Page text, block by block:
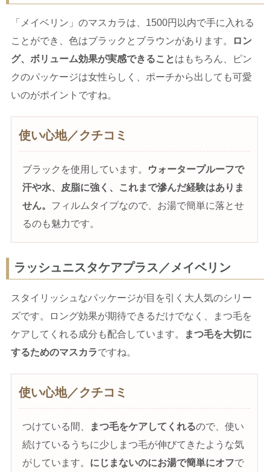
「メイベリン」のマスカラは、1500円以内で手に入れる
ことができ、色はブラックとブラウンがあります。
ロン
グ、ボリューム効果が実感できることはもちろん、ピン
クのパッケージは女性らしく、ポーチから出しても可愛
いのがポイントですね。
使い心地／クチコミ
ブラックを使用しています。
ウォータープルーフで
汗や水、皮脂に強く、これまで滲んだ経験はありま
せん。 フィルムタイプなので、お湯で簡単に落とせ
るのも魅力です。
ラッシュニスタケアプラス／メイベリン
スタイリッシュなパッケージが目を引く大人気のシリー
ズです。ロング効果が期待できるだけでなく、まつ毛を
ケアしてくれる成分も配合しています。
まつ毛を大切に
するためのマスカラですね。
使い心地／クチコミ
つけている間、 まつ毛をケアしてくれるので、使い
続けているうちに少しまつ毛が伸びてきたような気
がしています。 にじまないのにお湯で簡単にオフで